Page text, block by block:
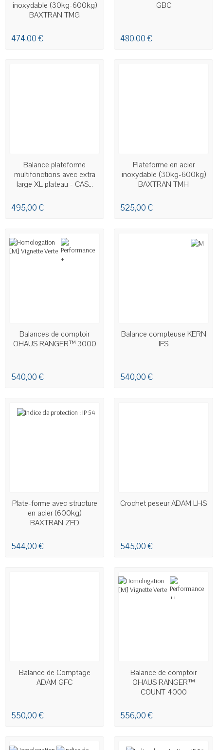
inoxydable (30kg-600kg)
BAXTRAN TMG
474,00 €
GBC
480,00 €
EN STOCK - LIVRAISON SOUS
24H00 À 48H00
Balance plateforme
multifonctions avec extra
large XL plateau - CAS...
495,00 €
EN STOCK
Plateforme en acier
inoxydable (30kg-600kg)
BAXTRAN TMH
525,00 €
Balances de comptoir
OHAUS RANGER™ 3000
540,00 €
EN STOCK
Balance compteuse KERN
IFS
540,00 €
Plate-forme avec structure
en acier (600kg)
BAXTRAN ZFD
544,00 €
EN STOCK
Crochet peseur ADAM LHS
545,00 €
EN STOCK
Balance de Comptage
ADAM GFC
550,00 €
EN STOCK
Balance de comptoir
OHAUS RANGER™
COUNT 4000
556,00 €